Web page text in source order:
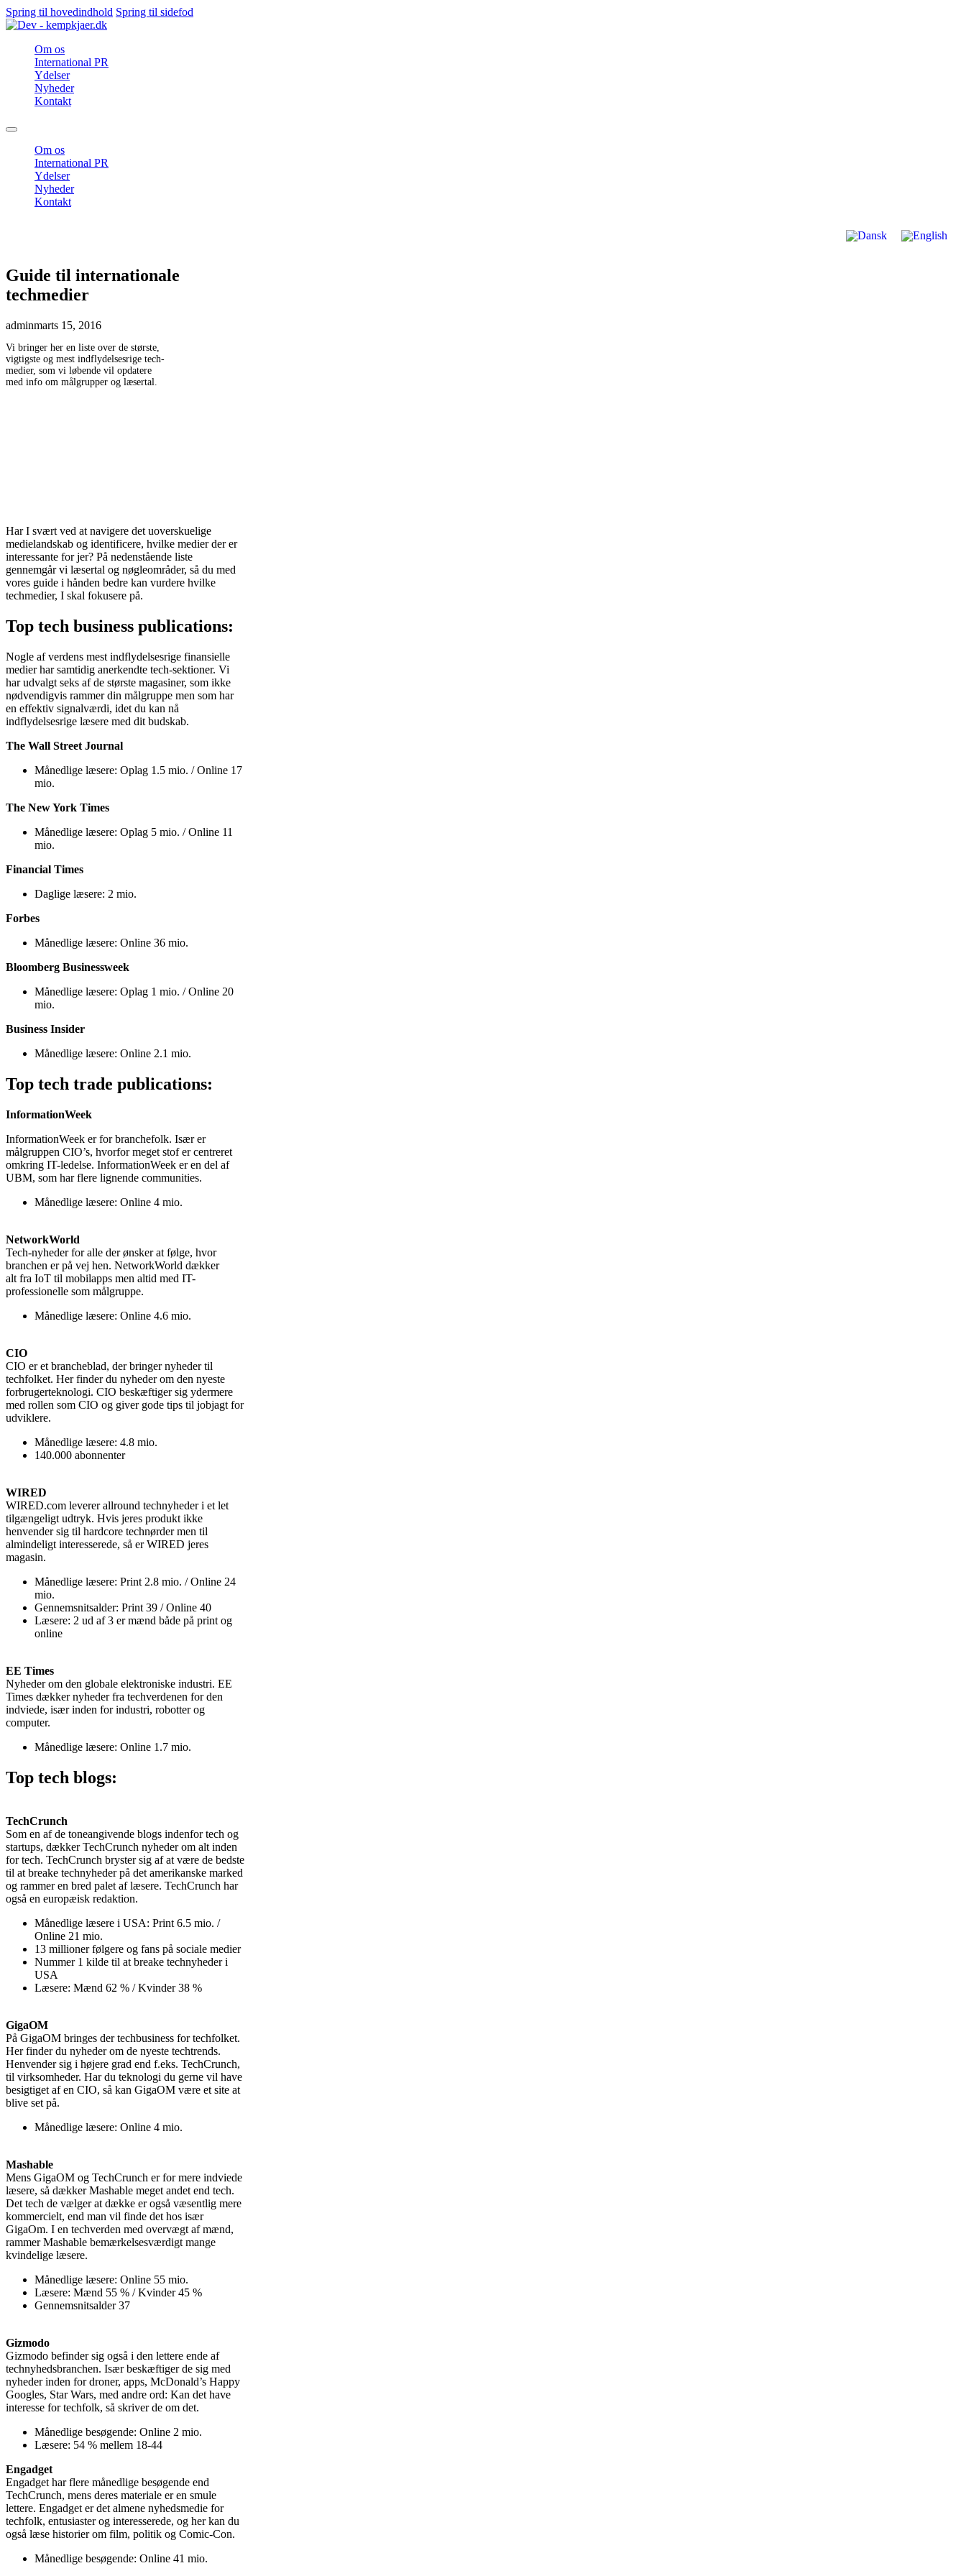
Spring til hovedindhold Spring til sidefod
Om os
International PR
Ydelser
Nyheder
Kontakt
Om os
International PR
Ydelser
Nyheder
Kontakt
Guide til internationale
techmedier
adminmarts 15, 2016
Vi bringer her en liste over de største,
vigtigste og mest indflydelsesrige tech-
medier, som vi løbende vil opdatere
med info om målgrupper og læsertal.
Har I svært ved at navigere det uoverskuelige
medielandskab og identificere, hvilke medier der er
interessante for jer? På nedenstående liste
gennemgår vi læsertal og nøgleområder, så du med
vores guide i hånden bedre kan vurdere hvilke
techmedier, I skal fokusere på.
Top tech business publications:
Nogle af verdens mest indflydelsesrige finansielle
medier har samtidig anerkendte tech-sektioner. Vi
har udvalgt seks af de største magasiner, som ikke
nødvendigvis rammer din målgruppe men som har
en effektiv signalværdi, idet du kan nå
indflydelsesrige læsere med dit budskab.
The Wall Street Journal
Månedlige læsere: Oplag 1.5 mio. / Online 17
mio.
The New York Times
Månedlige læsere: Oplag 5 mio. / Online 11
mio.
Financial Times
Daglige læsere: 2 mio.
Forbes
Månedlige læsere: Online 36 mio.
Bloomberg Businessweek
Månedlige læsere: Oplag 1 mio. / Online 20
mio.
Business Insider
Månedlige læsere: Online 2.1 mio.
Top tech trade publications:
InformationWeek
InformationWeek er for branchefolk. Især er
målgruppen CIO’s, hvorfor meget stof er centreret
omkring IT-ledelse. InformationWeek er en del af
UBM, som har flere lignende communities.
Månedlige læsere: Online 4 mio.
NetworkWorld
Tech-nyheder for alle der ønsker at følge, hvor
branchen er på vej hen. NetworkWorld dækker
alt fra IoT til mobilapps men altid med IT-
professionelle som målgruppe.
Månedlige læsere: Online 4.6 mio.
CIO
CIO er et brancheblad, der bringer nyheder til
techfolket. Her finder du nyheder om den nyeste
forbrugerteknologi. CIO beskæftiger sig ydermere
med rollen som CIO og giver gode tips til jobjagt for
udviklere.
Månedlige læsere: 4.8 mio.
140.000 abonnenter
WIRED
WIRED.com leverer allround technyheder i et let
tilgængeligt udtryk. Hvis jeres produkt ikke
henvender sig til hardcore technørder men til
almindeligt interesserede, så er WIRED jeres
magasin.
Månedlige læsere: Print 2.8 mio. / Online 24
mio.
Gennemsnitsalder: Print 39 / Online 40
Læsere: 2 ud af 3 er mænd både på print og
online
EE Times
Nyheder om den globale elektroniske industri. EE
Times dækker nyheder fra techverdenen for den
indviede, især inden for industri, robotter og
computer.
Månedlige læsere: Online 1.7 mio.
Top tech blogs:
TechCrunch
Som en af de toneangivende blogs indenfor tech og
startups, dækker TechCrunch nyheder om alt inden
for tech. TechCrunch bryster sig af at være de bedste
til at breake technyheder på det amerikanske marked
og rammer en bred palet af læsere. TechCrunch har
også en europæisk redaktion.
Månedlige læsere i USA: Print 6.5 mio. /
Online 21 mio.
13 millioner følgere og fans på sociale medier
Nummer 1 kilde til at breake technyheder i
USA
Læsere: Mænd 62 % / Kvinder 38 %
GigaOM
På GigaOM bringes der techbusiness for techfolket.
Her finder du nyheder om de nyeste techtrends.
Henvender sig i højere grad end f.eks. TechCrunch,
til virksomheder. Har du teknologi du gerne vil have
besigtiget af en CIO, så kan GigaOM være et site at
blive set på.
Månedlige læsere: Online 4 mio.
Mashable
Mens GigaOM og TechCrunch er for mere indviede
læsere, så dækker Mashable meget andet end tech.
Det tech de vælger at dække er også væsentlig mere
kommercielt, end man vil finde det hos især
GigaOm. I en techverden med overvægt af mænd,
rammer Mashable bemærkelsesværdigt mange
kvindelige læsere.
Månedlige læsere: Online 55 mio.
Læsere: Mænd 55 % / Kvinder 45 %
Gennemsnitsalder 37
Gizmodo
Gizmodo befinder sig også i den lettere ende af
technyhedsbranchen. Især beskæftiger de sig med
nyheder inden for droner, apps, McDonald’s Happy
Googles, Star Wars, med andre ord: Kan det have
interesse for techfolk, så skriver de om det.
Månedlige besøgende: Online 2 mio.
Læsere: 54 % mellem 18-44
Engadget
Engadget har flere månedlige besøgende end
TechCrunch, mens deres materiale er en smule
lettere. Engadget er det almene nyhedsmedie for
techfolk, entusiaster og interesserede, og her kan du
også læse historier om film, politik og Comic-Con.
Månedlige besøgende: Online 41 mio.